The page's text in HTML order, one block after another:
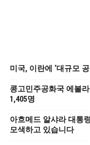
미국, 이란에 ‘대규모 공
콩고민주공화국 에볼
1,405명
아흐메드 알샤라 대통
모색하고 있습니다